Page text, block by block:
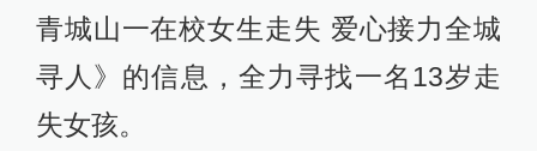
青城山一在校女生走失 爱心接力全城
寻人》的信息，全力寻找一名13岁走
失女孩。